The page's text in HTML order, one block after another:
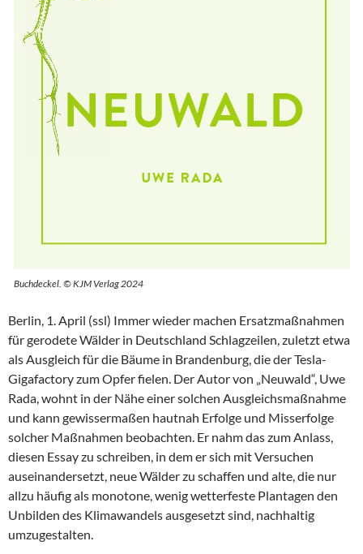
Buchdeckel. © KJM Verlag 2024
Berlin, 1. April (ssl) Immer wieder machen Ersatzmaßnahmen
für gerodete Wälder in Deutschland Schlagzeilen, zuletzt etwa
als Ausgleich für die Bäume in Brandenburg, die der Tesla-
Gigafactory zum Opfer fielen. Der Autor von „Neuwald“, Uwe
Rada, wohnt in der Nähe einer solchen Ausgleichsmaßnahme
und kann gewissermaßen hautnah Erfolge und Misserfolge
solcher Maßnahmen beobachten. Er nahm das zum Anlass,
diesen Essay zu schreiben, in dem er sich mit Versuchen
auseinandersetzt, neue Wälder zu schaffen und alte, die nur
allzu häufig als monotone, wenig wetterfeste Plantagen den
Unbilden des Klimawandels ausgesetzt sind, nachhaltig
umzugestalten.